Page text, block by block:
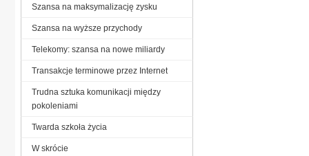
Szansa na maksymalizację zysku
Szansa na wyższe przychody
Telekomy: szansa na nowe miliardy
Transakcje terminowe przez Internet
Trudna sztuka komunikacji między
pokoleniami
Twarda szkoła życia
W skrócie